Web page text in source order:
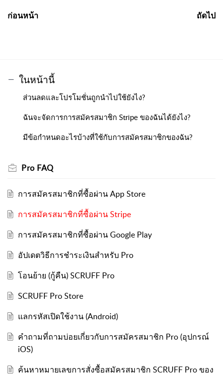
ก่อนหน้า ถัดไป
ในหน้านี้
ส่วนลดและโปรโมชั่นถูกนำไปใช้ยังไง?
ฉันจะจัดการการสมัครสมาชิก Stripe ของฉันได้ยังไง?
มีข้อกำหนดอะไรบ้างที่ใช้กับการสมัครสมาชิกของฉัน?
Pro FAQ
การสมัครสมาชิกที่ซื้อผ่าน App Store
การสมัครสมาชิกที่ซื้อผ่าน Stripe
การสมัครสมาชิกที่ซื้อผ่าน Google Play
อัปเดตวิธีการชำระเงินสำหรับ Pro
โอนย้าย (กู้คืน) SCRUFF Pro
SCRUFF Pro Store
แลกรหัสเปิดใช้งาน (Android)
คำถามที่ถามบ่อยเกี่ยวกับการสมัครสมาชิก Pro (อุปกรณ์
iOS)
ค้นหาหมายเลขการสั่งซื้อสมัครสมาชิก SCRUFF Pro ของ